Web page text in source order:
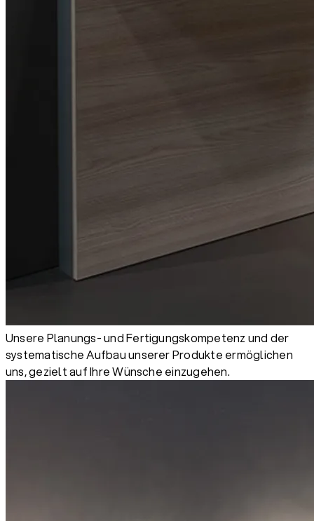
Unsere Planungs- und Fertigungskompetenz und der
systematische Aufbau unserer Produkte ermöglichen
uns, gezielt auf Ihre Wünsche einzugehen.